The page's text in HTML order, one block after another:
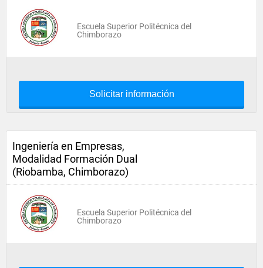
Escuela Superior Politécnica del
Chimborazo
Solicitar información
Ingeniería en Empresas,
Modalidad Formación Dual
(Riobamba, Chimborazo)
Escuela Superior Politécnica del
Chimborazo